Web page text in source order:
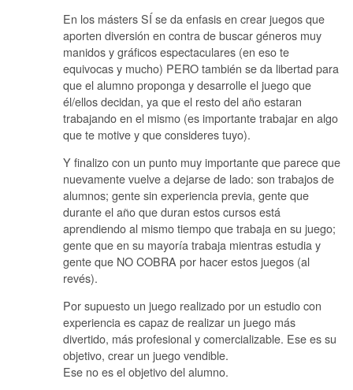
En los másters SÍ se da enfasis en crear juegos que
aporten diversión en contra de buscar géneros muy
manidos y gráficos espectaculares (en eso te
equivocas y mucho) PERO también se da libertad para
que el alumno proponga y desarrolle el juego que
él/ellos decidan, ya que el resto del año estaran
trabajando en el mismo (es importante trabajar en algo
que te motive y que consideres tuyo).
Y finalizo con un punto muy importante que parece que
nuevamente vuelve a dejarse de lado: son trabajos de
alumnos; gente sin experiencia previa, gente que
durante el año que duran estos cursos está
aprendiendo al mismo tiempo que trabaja en su juego;
gente que en su mayoría trabaja mientras estudia y
gente que NO COBRA por hacer estos juegos (al
revés).
Por supuesto un juego realizado por un estudio con
experiencia es capaz de realizar un juego más
divertido, más profesional y comercializable. Ese es su
objetivo, crear un juego vendible.
Ese no es el objetivo del alumno.